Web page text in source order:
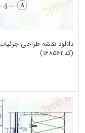
دانلود نقشه طراحی
(کد168562)